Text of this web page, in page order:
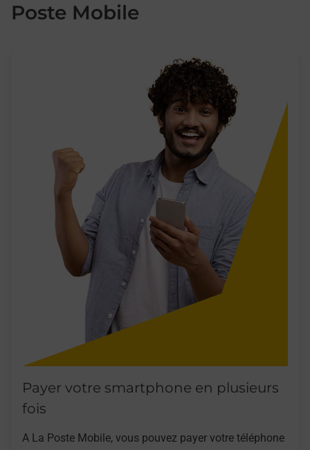
Poste Mobile
Payer votre smartphone en plusieurs
fois
A La Poste Mobile, vous pouvez payer votre téléphone